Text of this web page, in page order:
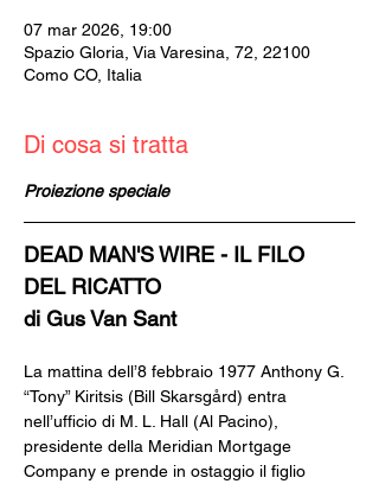
07 mar 2026, 19:00
Spazio Gloria, Via Varesina, 72, 22100
Como CO, Italia
Di cosa si tratta
Proiezione speciale
DEAD MAN'S WIRE - IL FILO
DEL RICATTO
di Gus Van Sant
La mattina dell’8 febbraio 1977 Anthony G.
“Tony” Kiritsis (Bill Skarsgård) entra
nell’ufficio di M. L. Hall (Al Pacino),
presidente della Meridian Mortgage
Company e prende in ostaggio il figlio